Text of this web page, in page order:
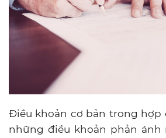
Điều khoản cơ bản trong hợp
những điều khoản phản ánh